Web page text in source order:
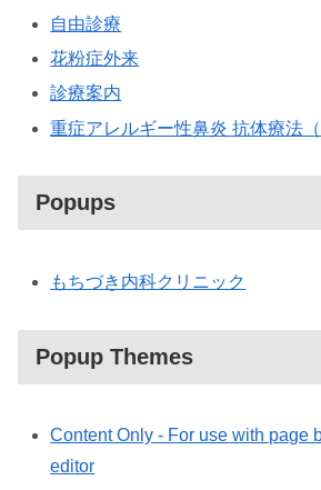
自由診療
花粉症外来
診療案内
重症アレルギー性鼻炎 抗体療法
Popups
もちづき内科クリニック
Popup Themes
Content Only - For use with page
editor